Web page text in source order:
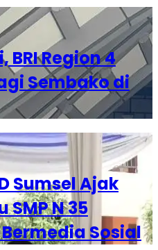
BRI Region 4
Sembako di
Sumsel Ajak
SMP N 35
Sosial